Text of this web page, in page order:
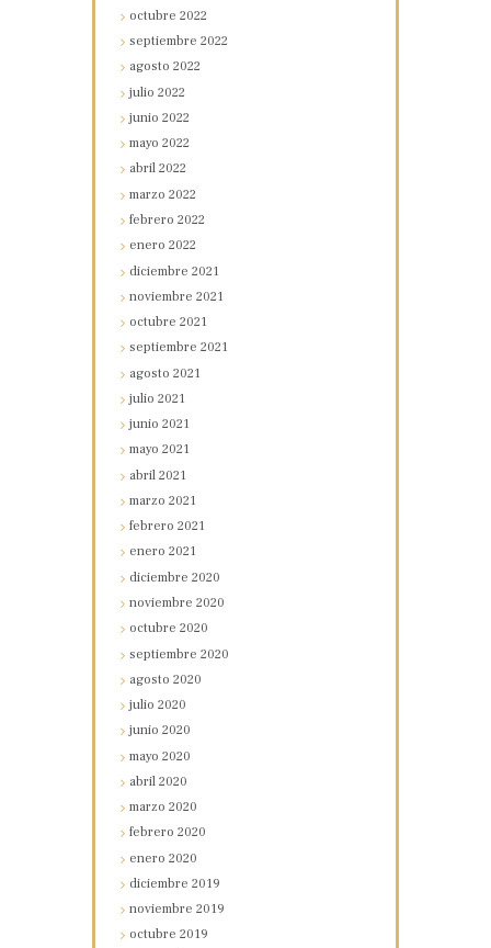
octubre2022
septiembre2022
agosto2022
julio2022
junio2022
mayo2022
abril2022
marzo2022
febrero2022
enero2022
diciembre2021
noviembre2021
octubre2021
septiembre2021
agosto2021
julio2021
junio2021
mayo2021
abril2021
marzo2021
febrero2021
enero2021
diciembre2020
noviembre2020
octubre2020
septiembre2020
agosto2020
julio2020
junio2020
mayo2020
abril2020
marzo2020
febrero2020
enero2020
diciembre2019
noviembre2019
octubre2019